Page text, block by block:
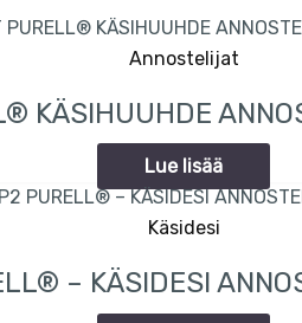
Annostelijat
KÄSIHUUHDE
Lue lisää
Käsidesi
– KÄSIDESI